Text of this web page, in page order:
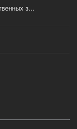
з...